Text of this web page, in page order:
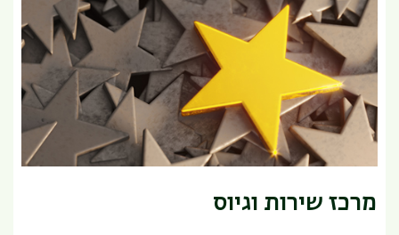
מרכז שירות וגיוס